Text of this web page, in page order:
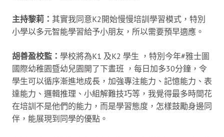
主持黎莉： 其實我同意K2開始慢慢培訓學習模式，特別
小學以多元智能學習給予小朋友，所以需要預早適應。
胡善盈校監： 學校將為K1 及K2 學生 ，特別今年#雅士圖
國際幼稚園暨幼兒園開了下晝班 ，每日加多30分鐘，令
學生可以循序漸進地成長，加強專注能力、記憶能力、表
達能力、邏輯推理、小組解難技巧等，我覺得最多時間花
在培訓不是他們的能力，而是學習態度，怎樣鼓勵身邊同
伴，能展現到同學的優點。